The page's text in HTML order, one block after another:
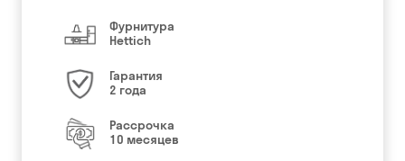
Фурнитура
Hettich
Гарантия
2 года
Рассрочка
10 месяцев